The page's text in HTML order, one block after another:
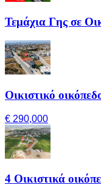
Τεμάχια Γης σε
Οικιστικό
€ 290,000
4 Οικιστικά